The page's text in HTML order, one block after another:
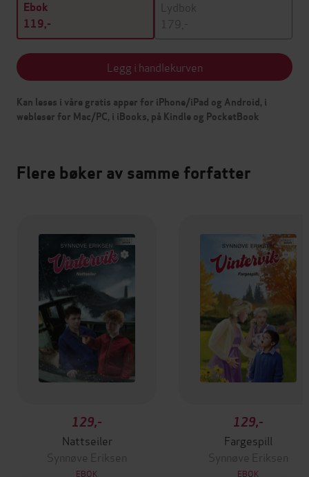
Ebok
119,-
Lydbok
179,-
Legg i handlekurven
Kan leses i våre gratis apper for iPhone/iPad og Android, i
webleser for Mac/PC, i iBooks, på Kindle og PocketBook
Flere bøker av samme forfatter
129,-
Nattseiler
Synnøve Eriksen
EBOK
129,-
Fargespill
Synnøve Eriksen
EBOK